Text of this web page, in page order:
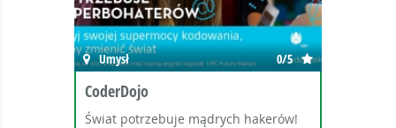
Umysł 0/5
CoderDojo
Świat potrzebuje mądrych hakerów!